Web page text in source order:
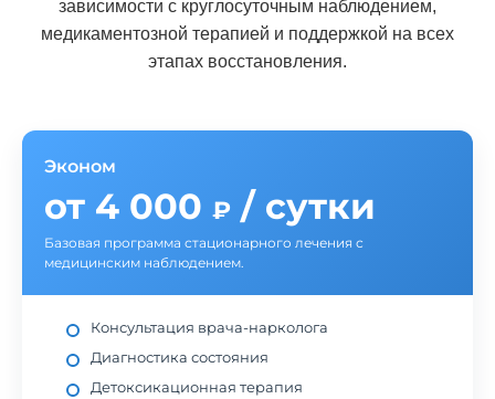
зависимости с круглосуточным наблюдением,
медикаментозной терапией и поддержкой на всех
этапах восстановления.
Эконом
от 4 000 ₽ / сутки
Базовая программа стационарного лечения с
медицинским наблюдением.
Консультация врача-нарколога
Диагностика состояния
Детоксикационная терапия